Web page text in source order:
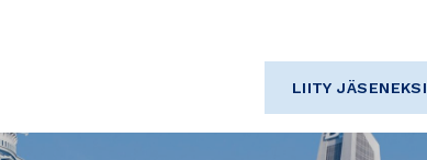
LIITY JÄSENEKSI